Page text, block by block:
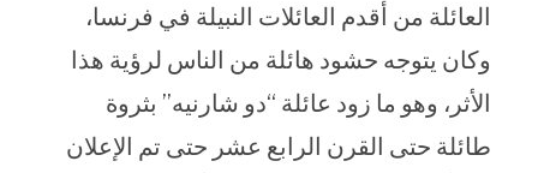
العائلة من أقدم العائلات النبيلة في فرنسا،
وكان يتوجه حشود هائلة من الناس لرؤية هذا
الأثر، وهو ما زود عائلة “دو شارنيه” بثروة
طائلة حتى القرن الرابع عشر حتى تم الإعلان